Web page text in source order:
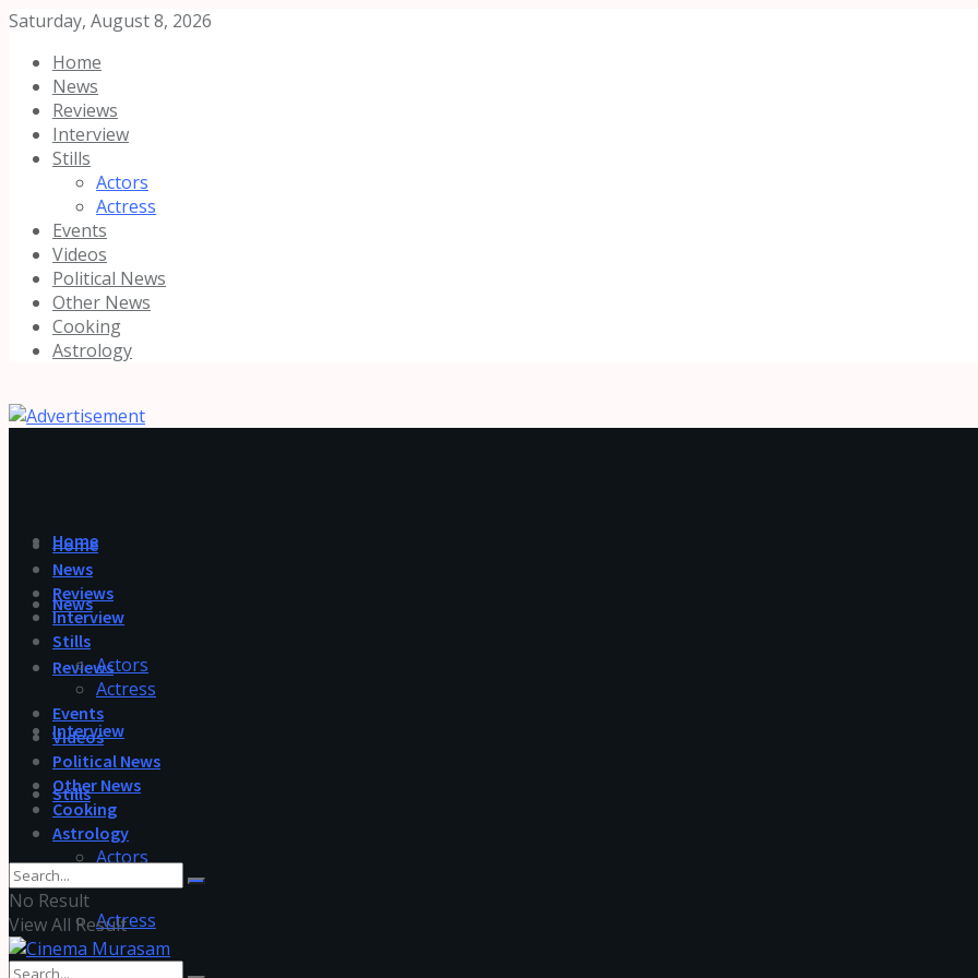
Saturday, August 8, 2026
Home
News
Reviews
Interview
Stills
Actors
Actress
Events
Videos
Political News
Other News
Cooking
Astrology
Home
News
Reviews
Interview
Stills
Actors
Actress
Home
News
Reviews
Interview
Stills
Actors
Actress
Events
Videos
Political News
Other News
Cooking
Astrology
No Result
View All Result